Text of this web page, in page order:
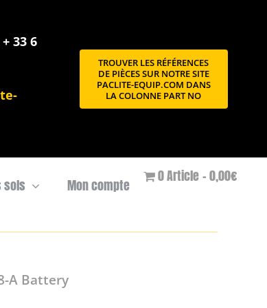
33 6
TROUVER LES RÉFÉRENCES
DE PIÈCES SUR NOTRE SITE
PACLITE-EQUIP.COM DANS
LA COLONNE PART NO
sols Mon compte
0 Article 0,00€
A Battery